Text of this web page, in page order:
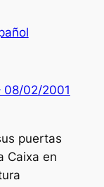
08/02/2001
puertas
Caixa en